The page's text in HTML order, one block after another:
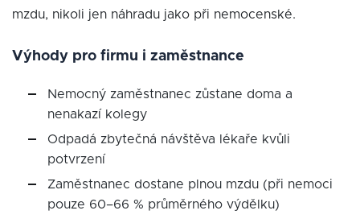
mzdu, nikoli jen náhradu jako při nemocenské.
Výhody pro firmu i zaměstnance
Nemocný zaměstnanec zůstane doma a
nenakazí kolegy
Odpadá zbytečná návštěva lékaře kvůli
potvrzení
Zaměstnanec dostane plnou mzdu (při nemoci
pouze 60–66 % průměrného výdělku)